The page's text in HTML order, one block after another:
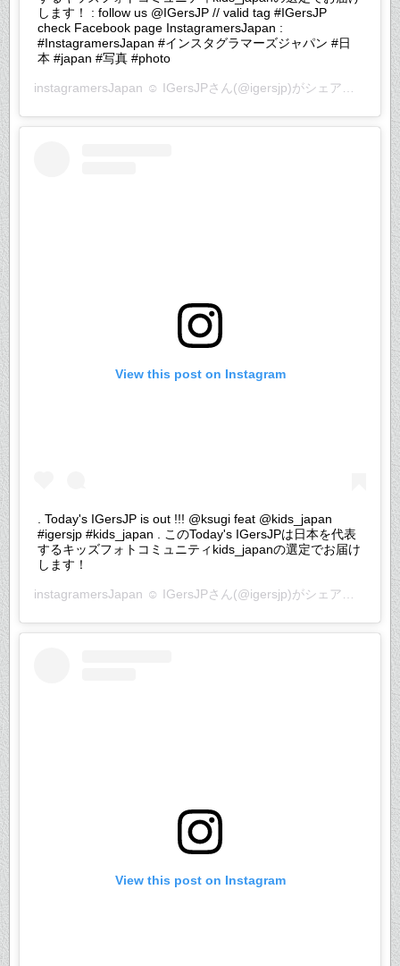
します！ : follow us @IGersJP // valid tag #IGersJP
check Facebook page InstagramersJapan :
#InstagramersJapan #インスタグラマーズジャパン #日
本 #japan #写真 #photo
instagramersJapan ☺︎ IGersJPさん(@igersjp)がシェアした投稿 –
View this post on Instagram
. Today's IGersJP is out !!! @ksugi feat @kids_japan
#igersjp #kids_japan . このToday's IGersJPは日本を代表
するキッズフォトコミュニティkids_japanの選定でお届け
します！
instagramersJapan ☺︎ IGersJPさん(@igersjp)がシェアした投稿 –
View this post on Instagram